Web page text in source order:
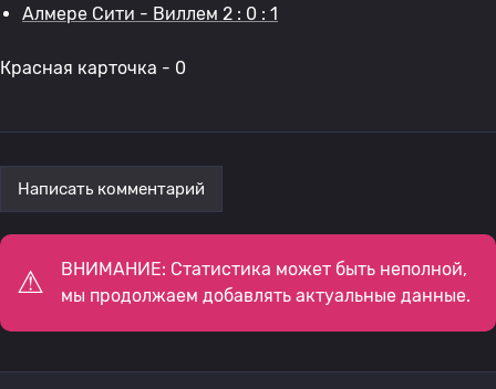
Алмере Сити - Виллем 2 : 0 : 1
Красная карточка - 0
Написать комментарий
ВНИМАНИЕ: Статистика может быть неполной,
мы продолжаем добавлять актуальные данные.